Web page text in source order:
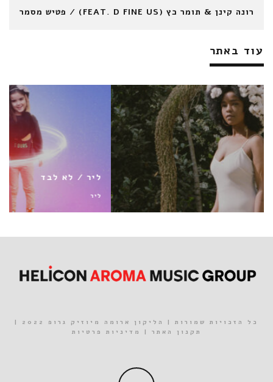
רונה קינן & תומר כץ (FEAT. D FINE US) / פטיש מסמר
עוד באתר
ליר / לא לבד
כל הזכויות שמורות | הליקון ארומה מיוזיק גרופ 2022 |
תקנון האתר | מדיניות פרטיות